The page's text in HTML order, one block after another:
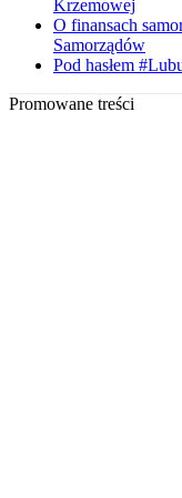
Krzemowej
O finansach
Samorządów
Pod hasłem
Promowane treści